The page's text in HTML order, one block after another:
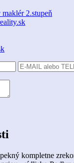
2.stupeň
kompletne